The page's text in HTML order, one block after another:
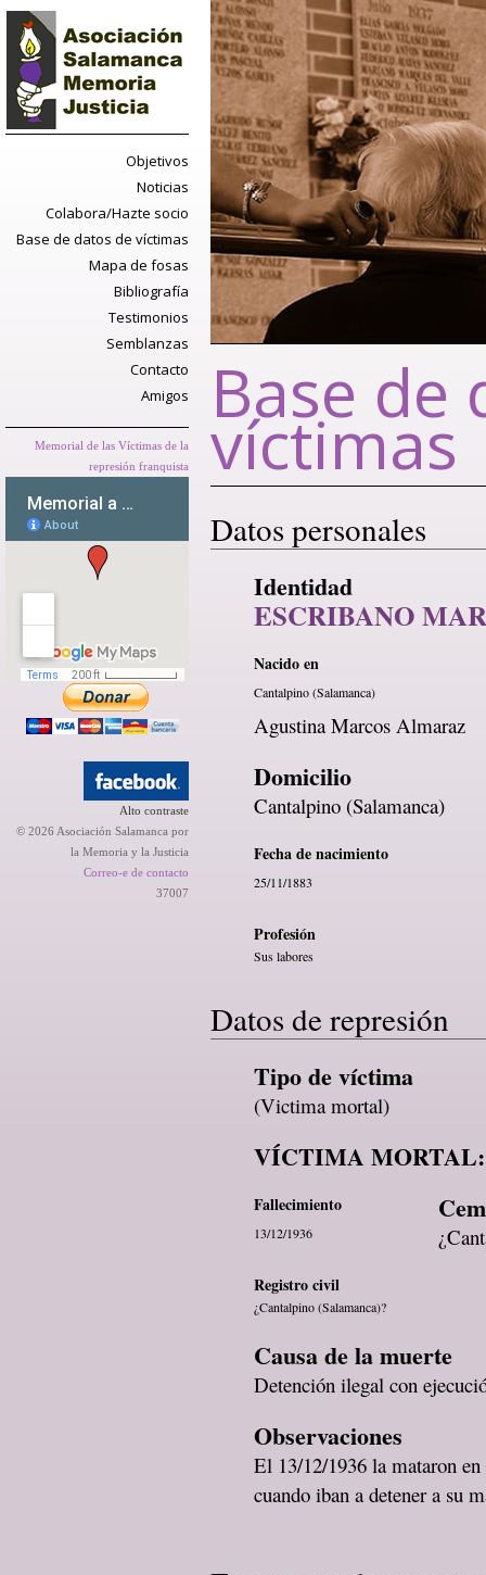
Objetivos
Noticias
Colabora/Hazte socio
Base de datos de víctimas
Mapa de fosas
Bibliografía
Testimonios
Semblanzas
Contacto
Amigos
Memorial de las Víctimas de la
represión franquista
Alto contraste
© 2026 Asociación Salamanca por
la Memoria y la Justicia
Correo-e de contacto
37007
Base de
víctimas
Datos personales
Identidad
ESCRIBANO
Nacido en
Cantalpino (Salamanca)
Agustina Marcos Almaraz
Domicilio
Cantalpino (Salamanca)
Fecha de nacimiento
25/11/1883
Profesión
Sus labores
Datos de represión
Tipo de víctima
(Victima mortal)
VÍCTIMA MORTAL:
Fallecimiento
13/12/1936
Registro civil
¿Cantalpino (Salamanca)?
Causa de la muerte
Detención ilegal con
Observaciones
El 13/12/1936 la mataron
cuando iban a detener a su